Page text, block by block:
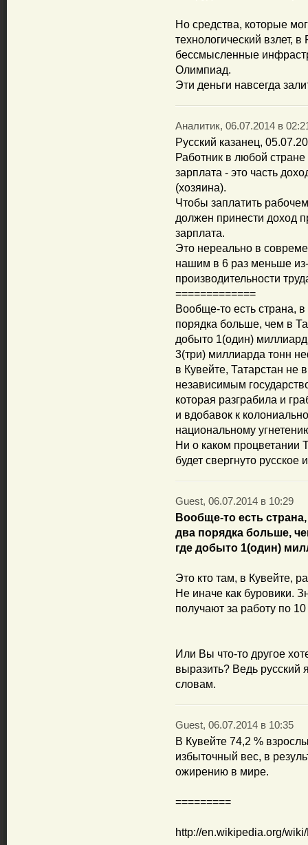
Но средства, которые
технологический взлет,
бессмысленные
Олимпиад.
Эти деньги навсегда
Аналитик, 06.07.2014 в
Русский казанец,
Работник в любой стране
зарплата - это часть
(хозяина).
Чтобы заплатить
должен принести доход
зарплата.
Это нереально в
нашим в 6 раз меньше
производительности
=============
Вообще-то есть страна,
порядка больше, чем в
добыто 1(один)
3(три) миллиарда тонн
в Кувейте, Татарстан не
независимым
которая разграбила и
и вдобавок к
национальному
Ни о каком процветании
будет свергнуто русское
Guest, 06.07.2014 в 10:29
Вообще-то есть
два порядка больше,
где добыто 1(один)
Это кто там, в Кувейте,
Не иначе как буровики.
получают за работу по
Или Вы что-то другое
выразить? Ведь
словам.
Guest, 06.07.2014 в 10:35
В Кувейте 74,2 %
избыточный вес, в
ожирению в мире.
=========
http://en.wikipedia.org/